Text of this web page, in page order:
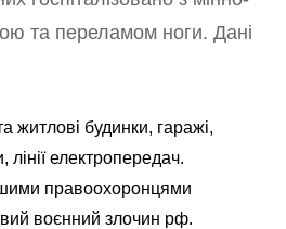
та переламом ноги. Дані
житлові будинки, гаражі,
лінії електропередач.
правоохоронцями
воєнний злочин рф.